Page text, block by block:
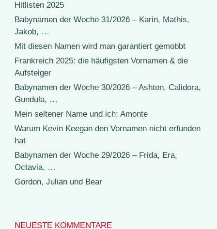
Hitlisten 2025
Babynamen der Woche 31/2026 – Karin, Mathis,
Jakob, …
Mit diesen Namen wird man garantiert gemobbt
Frankreich 2025: die häufigsten Vornamen & die
Aufsteiger
Babynamen der Woche 30/2026 – Ashton, Calidora,
Gundula, …
Mein seltener Name und ich: Amonte
Warum Kevin Keegan den Vornamen nicht erfunden
hat
Babynamen der Woche 29/2026 – Frida, Era,
Octavia, …
Gordon, Julian und Bear
NEUESTE KOMMENTARE